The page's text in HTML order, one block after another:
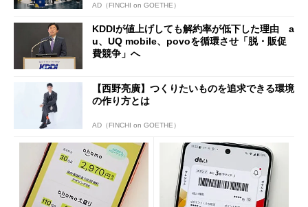
AD（FINCHI on GOETHE）
KDDIが値上げしても解約率が低下した理由 a
u、UQ mobile、povoを循環させ「脱・販促
費競争」へ
【西野亮廣】つくりたいものを追求できる環境
の作り方とは
AD（FINCHI on GOETHE）